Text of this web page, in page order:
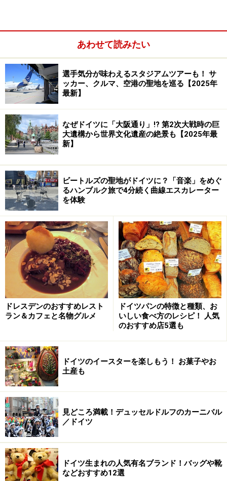
車の博物館のほかVWグループ傘下の各ブランドのパビリ
オン、車の博物館、ホテルやレストランまで完備。様々
なアトラクションが用意され、季節ごとの展示やイベン
トも開催されます。運河に囲まれたパーク内は、緑豊か
な自然のなかに有名デザイナーや建築家とコラボレーシ
ョンした建築物やオブジェが点在しまるごと現代アート
美術館のよう。バラエティに富んだレストランでは有機
認定を受けた新鮮な料理をいただくことができます。ア
ウトシュタットはカーマニアはもちろん、アート好きか
らグルメ、家族連れなど誰もが楽しめる体験型テーマパ
ークなのです。
大人も子どもも楽しめるアトラクションが
いっぱい
子どもが楽しく学べる施設が多く学校の課外授業で訪れるグ
ループも多数。写真は夜にライトアップされるメイン建物の
地球儀
アウトシュタットの入口となる「Konzern Forun（グルー
あわせて読みたい
選手気分が味わえるスタジアムツアーも！ サ
ッカー、クルマ、空港の聖地を巡る【2025年
最新】
なぜドイツに「大阪通り」!? 第2次大戦時の巨
大遺構から世界文化遺産の絶景も【2025年最
新】
ビートルズの聖地がドイツに？「音楽」をめぐ
るハンブルク旅で4分続く曲線エスカレーター
を体験
ドレスデンのおすすめレスト
ラン＆カフェと名物グルメ
ドイツパンの特徴と種類、お
いしい食べ方のレシピ！ 人気
のおすすめ店5選も
ドイツのイースターを楽しもう！ お菓子やお
土産も
見どころ満載！デュッセルドルフのカーニバル
／ドイツ
ドイツ生まれの人気有名ブランド！バッグや靴
などおすすめ12選